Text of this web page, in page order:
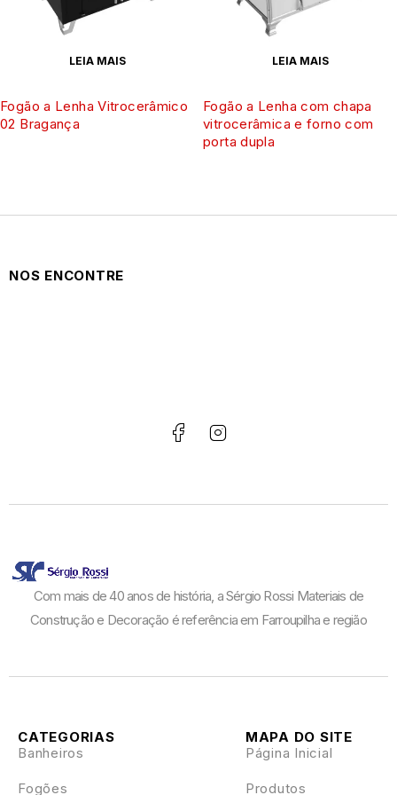
Registro para regulagem do ar
Saída da chaminé
Características Especiais
Peso
Largura: 45 cm
Dimensão do queimador
Largura: 35 cm
Altura: 18 cm
Comprimento
Largura
75 cm
LEIA MAIS
Fogão a Lenha Vitrocerâmico
02 Bragança
LEIA MAIS
Fogão a Lenha com chapa
vitrocerâmica e forno com
porta dupla
Com mais de 40 anos de história, a Sérgio Rossi Materiais de
Construção e Decoração é referência em Farroupilha e região
MAPA DO SITE
Página Inicial
Produtos
CATEGORIAS
Banheiros
Fogões
NOS ENCONTRE